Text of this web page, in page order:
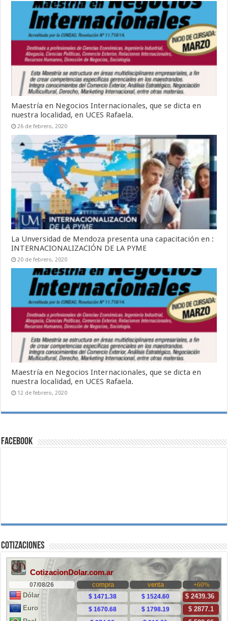
Maestría en Negocios Internacionales, que se dicta en
nuestra localidad, en UCES Rafaela.
26 de febrero, 2020
La Unversidad de Mendoza presenta una capacitación en :
INTERNACIONALIZACIÓN DE LA PYME
20 de febrero, 2020
Maestría en Negocios Internacionales, que se dicta en
nuestra localidad, en UCES Rafaela.
12 de febrero, 2020
Facebook
Cotizaciones